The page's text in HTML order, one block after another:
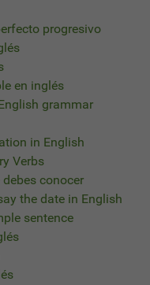
progresivo
en inglés
grammar
in English
Verbs
conocer
the date in English
sentence